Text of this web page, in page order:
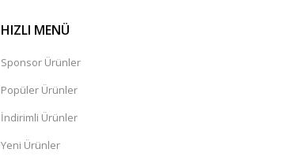
HIZLI MENÜ
Sponsor Ürünler
Popüler Ürünler
İndirimli Ürünler
Yeni Ürünler